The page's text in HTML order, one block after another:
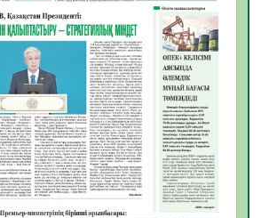
53
туралы
51
туралы мәлімет
49
облысы полиция
20 мыңнан астам
қамтамасыз етті